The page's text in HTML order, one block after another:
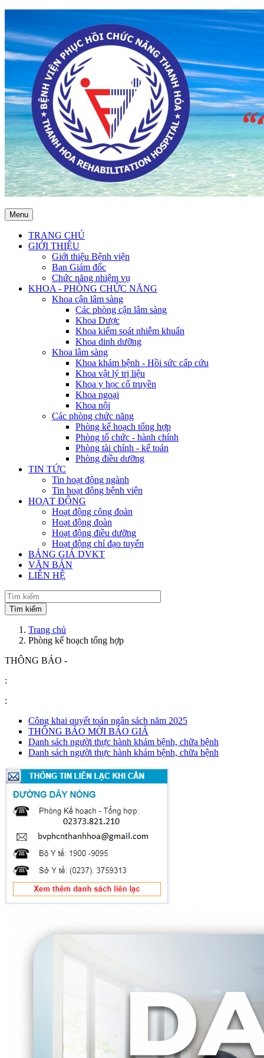
Menu
TRANG CHỦ
GIỚI THIỆU
Giới thiệu Bệnh viện
Ban Giám đốc
Chức năng nhiệm vụ
KHOA - PHÒNG CHỨC NĂNG
Khoa cận lâm sàng
Các phòng cận lâm sàng
Khoa Dược
Khoa kiểm soát nhiễm khuẩn
Khoa dinh dưỡng
Khoa lâm sàng
Khoa khám bệnh - Hồi sức cấp cứu
Khoa vật lý trị liệu
Khoa y học cổ truyền
Khoa ngoại
Khoa nội
Các phòng chức năng
Phòng kế hoạch tổng hợp
Phòng tổ chức - hành chính
Phòng tài chính - kế toán
Phòng điều dưỡng
TIN TỨC
Tin hoạt động ngành
Tin hoạt động bệnh viện
HOẠT ĐỘNG
Hoạt động công đoàn
Hoạt động đoàn
Hoạt động điều dưỡng
Hoạt động chỉ đạo tuyến
BẢNG GIÁ DVKT
VĂN BẢN
LIÊN HỆ
Trang chủ
Phòng kế hoạch tổng hợp
THÔNG BÁO -
:
:
Công khai quyết toán ngân sách năm 2025
THÔNG BÁO MỜI BÁO GIÁ
Danh sách người thực hành khám bệnh, chữa bệnh
Danh sách người thực hành khám bệnh, chữa bệnh